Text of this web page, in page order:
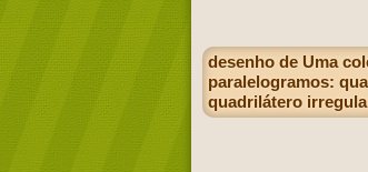
desenho de Uma
paralelogramos:
quadrilátero